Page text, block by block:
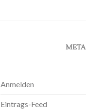
META
Anmelden
Eintrags-Feed